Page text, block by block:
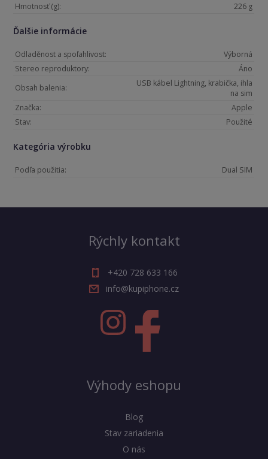
Hmotnosť (g):
226 g
Ďalšie informácie
Odladěnost a spoľahlivost:
Výborná
Stereo reproduktory:
Áno
Obsah balenia:
USB kábel Lightning, krabička, ihla
na sim
Značka:
Apple
Stav:
Použité
Kategória výrobku
Podľa použitia: Dual SIM
Rýchly kontakt
+420 728 633 166
info@kupiphone.cz
Výhody eshopu
Blog
Stav zariadenia
O nás